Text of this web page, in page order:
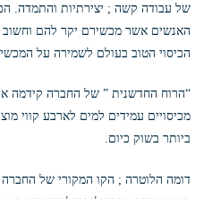
של עבודה קשה ; יצירתיות והתמדה.
האנשים אשר מכשירם יקר להם וחשוב
הכיסוי הטוב בעולם לשמירה על
“הרוח החדשנית ” של החברה קידמה
מכיסויים עמידים למים לארבע קווי
ביותר בשוק כיום.
דומה הלוטרה ; הקו המקורי של החברה